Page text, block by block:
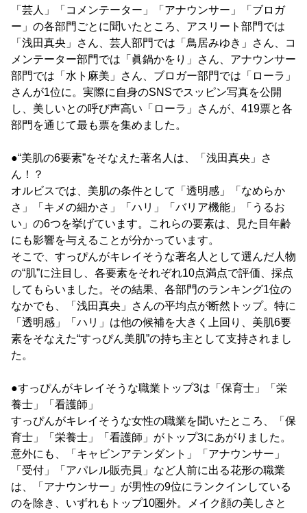
「芸人」「コメンテーター」「アナウンサー」「ブロガ
ー」の各部門ごとに聞いたところ、アスリート部門では
「浅田真央」さん、芸人部門では「鳥居みゆき」さん、コ
メンテーター部門では「眞鍋かをり」さん、アナウンサー
部門では「水ト麻美」さん、ブロガー部門では「ローラ」
さんが1位に。実際に自身のSNSでスッピン写真を公開
し、美しいとの呼び声高い「ローラ」さんが、419票と各
部門を通じて最も票を集めました。
●“美肌の6要素”をそなえた著名人は、「浅田真央」さ
ん！？
オルビスでは、美肌の条件として「透明感」「なめらか
さ」「キメの細かさ」「ハリ」「バリア機能」「うるお
い」の6つを挙げています。これらの要素は、見た目年齢
にも影響を与えることが分かっています。
そこで、すっぴんがキレイそうな著名人として選んだ人物
の“肌”に注目し、各要素をそれぞれ10点満点で評価、採点
してもらいました。その結果、各部門のランキング1位の
なかでも、「浅田真央」さんの平均点が断然トップ。特に
「透明感」「ハリ」は他の候補を大きく上回り、美肌6要
素をそなえた“すっぴん美肌”の持ち主として支持されまし
た。
●すっぴんがキレイそうな職業トップ3は「保育士」「栄
養士」「看護師」
すっぴんがキレイそうな女性の職業を聞いたところ、「保
育士」「栄養士」「看護師」がトップ3にあがりました。
意外にも、「キャビンアテンダント」「アナウンサー」
「受付」「アパレル販売員」など人前に出る花形の職業
は、「アナウンサー」が男性の9位にランクインしている
のを除き、いずれもトップ10圏外。メイク顔の美しさと